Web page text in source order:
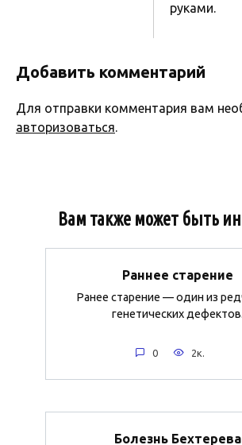
руками.
Добавить комментарий
Для отправки комментария вам
авторизоваться.
Вам также может быть
Раннее старение
Ранее старение — один из
генетических дефектов.
0 2к.
Болезнь Бехтерева